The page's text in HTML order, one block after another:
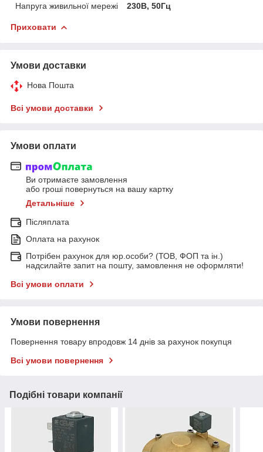
Напруга живильної мережі
230В, 50Гц
Приховати
Умови доставки
Нова Пошта
Всі умови доставки
Умови оплати
Ви отримаєте замовлення
або гроші повернуться на вашу картку
Детальніше
Післяплата
Оплата на рахунок
Потрібен рахунок для юр.особи? (ТОВ, ФОП та ін.)
надсилайте запит на пошту, замовлення не оформляти!
Всі умови оплати
Умови повернення
Повернення товару впродовж 14 днів за рахунок покупця
Всі умови повернення
Подібні товари компанії